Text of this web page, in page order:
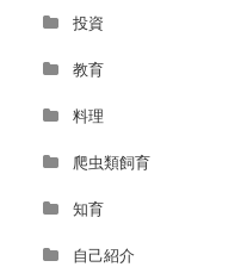
投資
教育
料理
爬虫類飼育
知育
自己紹介